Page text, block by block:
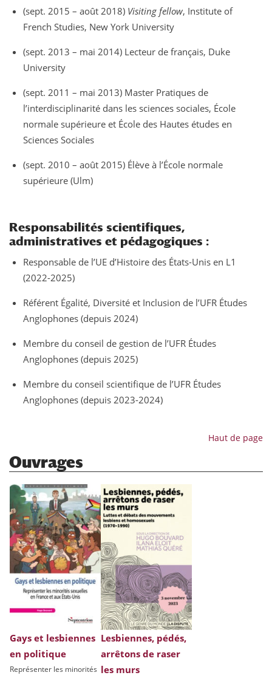
(sept. 2015 – août 2018) Visiting fellow, Institute of
French Studies, New York University
(sept. 2013 – mai 2014) Lecteur de français, Duke
University
(sept. 2011 – mai 2013) Master Pratiques de
l’interdisciplinarité dans les sciences sociales, École
normale supérieure et École des Hautes études en
Sciences Sociales
(sept. 2010 – août 2015) Élève à l’École normale
supérieure (Ulm)
Responsabilités scientifiques,
administratives et pédagogiques :
Responsable de l’UE d’Histoire des États-Unis en L1
(2022-2025)
Référent Égalité, Diversité et Inclusion de l’UFR Études
Anglophones (depuis 2024)
Membre du conseil de gestion de l’UFR Études
Anglophones (depuis 2025)
Membre du conseil scientifique de l’UFR Études
Anglophones (depuis 2023-2024)
Haut de page
Ouvrages
Gays et lesbiennes
en politique
Représenter les minorités
Lesbiennes, pédés,
arrêtons de raser
les murs